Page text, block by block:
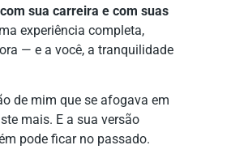
sua carreira e com suas
experiência completa,
— e a você, a tranquilidade
de mim que se afogava em
mais. E a sua versão
pode ficar no passado.